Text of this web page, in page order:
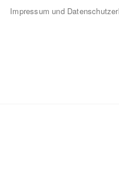
Impressum und